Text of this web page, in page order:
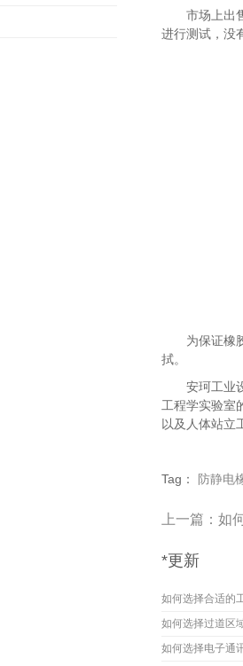
市场上出售
进行测试，没
为保证橡胶
拭。
安珂工业设
工程学实验室
以及人体站立
Tag： 防静电
上一篇： 如
*更新
如何选择合适的
如何选择过道区
如何选择电子通